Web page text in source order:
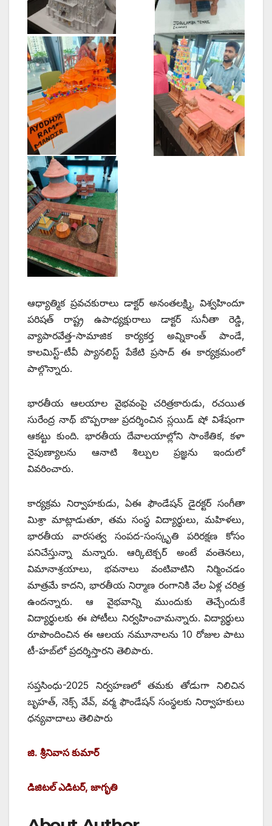
ఆధ్యాత్మిక ప్రవచకురాలు డాక్టర్‌ అనంతలక్ష్మి, విశ్వహిందూ
పరిషత్‌ ‌రాష్ట్ర ఉపాధ్యక్షురాలు డాక్టర్‌ ‌సునీతా రెడ్డి,
వ్యాపారవేత్త-సామాజిక కార్యకర్త అవ్నికాంత్‌ ‌పాండే,
కాలమిస్ట్-‌టీవీ ప్యానలిస్ట్ ‌పేకేటి ప్రసాద్‌ ఈ ‌కార్యక్రమంలో
పాల్గొన్నారు.
భారతీయ ఆలయాల వైభవంపై చరిత్రకారుడు, రచయిత
సురేంద్ర నాథ్‌ ‌బొప్పరాజు ప్రదర్శించిన స్లయిడ్‌ ‌షో విశేషంగా
ఆకట్టు కుంది. భారతీయ దేవాలయాల్లోని సాంకేతిక, కళా
నైపుణ్యాలను ఆనాటి శిల్పుల ప్రజ్ఞను ఇందులో
వివరించారు.
కార్యక్రమ నిర్వాహకుడు, ఏఈ ఫౌండేషన్‌ ‌డైరక్టర్‌ ‌సంగీతా
మిశ్రా మాట్లాడుతూ, తమ సంస్థ విద్యార్థులు, మహిళలు,
భారతీయ వారసత్వ సంపద-సంస్కృతి పరిరక్షణ కోసం
పనిచేస్తున్నా మన్నారు. ఆర్కిటెక్చర్‌ అం‌టే వంతెనలు,
విమానాశ్రయాలు, భవనాలు వంటివాటిని నిర్మించడం
మాత్రమే కాదని, భారతీయ నిర్మాణ రంగానికి వేల ఏళ్ల చరిత్ర
ఉందన్నారు. ఆ వైభవాన్ని ముందుకు తెచ్చేందుకే
విద్యార్థులకు ఈ పోటీలు నిర్వహించామన్నారు. విద్యార్థులు
రూపొందించిన ఈ ఆలయ నమూనాలను 10 రోజుల పాటు
టీ-హబ్‌లో ప్రదర్శిస్తారని తెలిపారు.
సప్తసింధు-2025 నిర్వహణలో తమకు తోడుగా నిలిచిన
బృహత్‌, ‌నెక్స్ ‌వేవ్‌, ‌వర్మ ఫౌండేషన్‌ ‌సంస్థలకు నిర్వాహకులు
ధన్యవాదాలు తెలిపారు
జి. శ్రీనివాస కుమార్‌ ‌
డిజిటల్‌ ఎడిటర్‌, ‌జాగృతి